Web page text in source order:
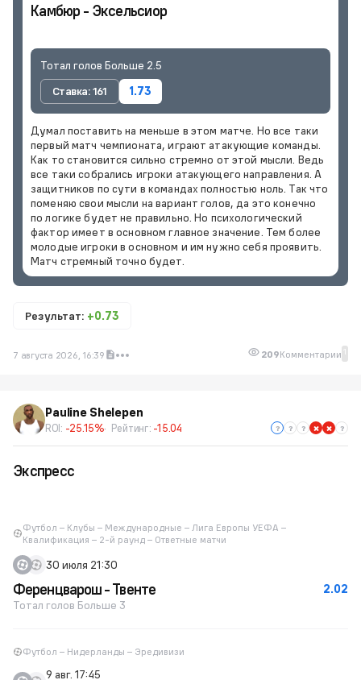
Камбюр - Эксельсиор
Тотал голов Больше 2.5
Ставка: 161
1.73
Думал поставить на меньше в этом матче. Но все таки
первый матч чемпионата, играют атакующие команды.
Как то становится сильно стремно от этой мысли. Ведь
все таки собрались игроки атакующего направления. А
защитников по сути в командах полностью ноль. Так что
поменяю свои мысли на вариант голов, да это конечно
по логике будет не правильно. Но психологический
фактор имеет в основном главное значение. Тем более
молодые игроки в основном и им нужно себя проявить.
Матч стремный точно будет.
Результат: +0.73
7 августа 2026, 16:39 209Комментарии 1
Pauline Shelepen
ROI: -25.15% Рейтинг: -15.04
Экспресс
Футбол – Клубы – Международные – Лига Европы УЕФА –
Квалификация – 2-й раунд – Ответные матчи
30 июля 21:30
2.02
Ференцварош - Твенте
Тотал голов Больше 3
Футбол – Нидерланды – Эредивизи
9 авг. 17:45